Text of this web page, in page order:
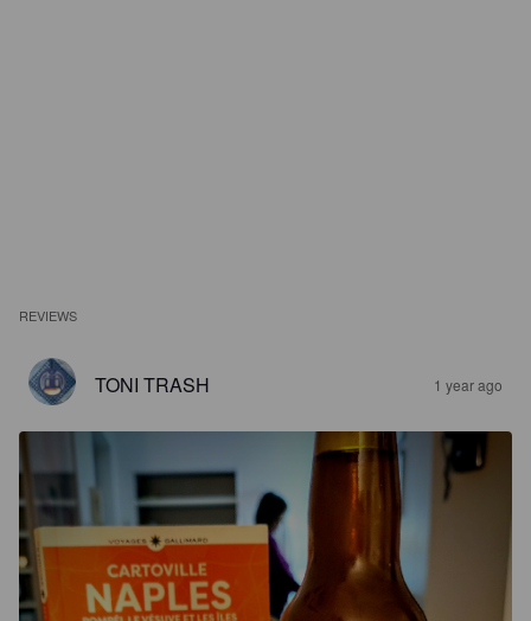
REVIEWS
TONI TRASH 1 year ago